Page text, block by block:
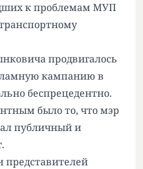
к проблемам МУП
продвигалось
кампанию в
беспрецедентно.
было то, что мэр
публичный и
.
представителей